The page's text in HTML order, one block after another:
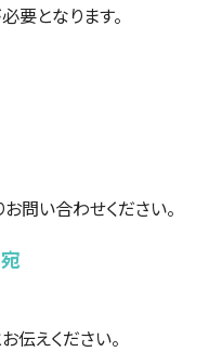
となります。
問い合わせください。
伝えください。